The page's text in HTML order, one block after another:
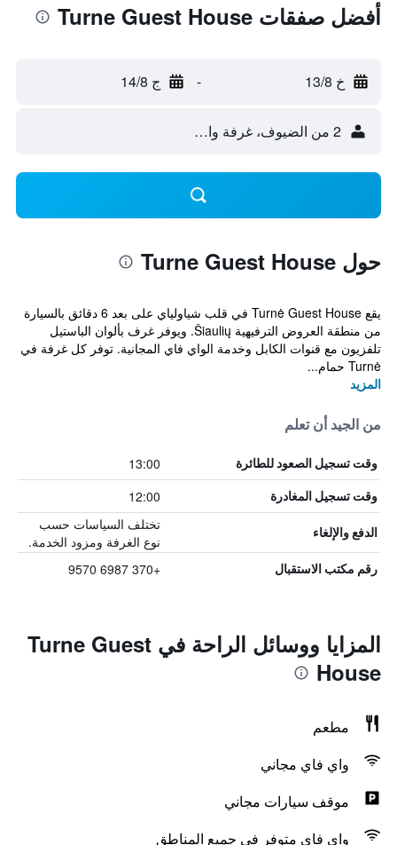
أفضل صفقات Turne Guest House
خ 13/8 - ج 14/8
2 من الضيوف، غرفة واحدة
حول Turne Guest House
يقع Turnė Guest House في قلب شياولياي على بعد 6 دقائق بالسيارة
من منطقة العروض الترفيهية Šiaulių. ويوفر غرف بألوان الباستيل
تلفزيون مع قنوات الكابل وخدمة الواي فاي المجانية. توفر كل غرفة في
Turnė حمام...
المزيد
من الجيد أن تعلم
وقت تسجيل الصعود للطائرة 13:00
وقت تسجيل المغادرة 12:00
الدفع والإلغاء
تختلف السياسات حسب
نوع الغرفة ومزود الخدمة.
رقم مكتب الاستقبال +370 6987 9570
المزايا ووسائل الراحة في Turne Guest
House
مطعم
واي فاي مجاني
موقف سيارات مجاني
واي فاي متوفر في جميع المناطق